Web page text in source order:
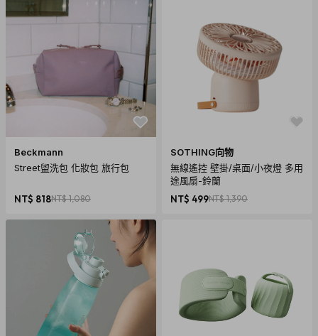
Beckmann
Street盥洗包 化妝包 旅行包
NT$ 818NT$ 1,080
SOTHING向物
無線遙控 壁掛/桌面/小夜燈 多用
途風扇-鈴蘭
NT$ 499NT$ 1,390